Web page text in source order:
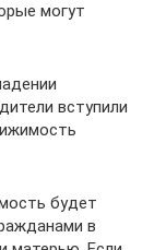
могут
вступили
будет
в